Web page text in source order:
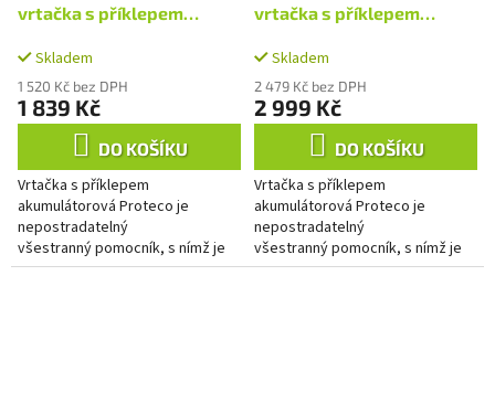
vrtačka s příklepem
akuSkladem
1 520 Kč bez DPH
1 839 Kč
DO KOŠÍKU
Vrtačka s příklepem
akumulátorová Proteco je
nepostradatelný
všestranný pomocník, s nímž je
hračkou jak vrtání, tak
vrtačka s příklepem
akumulátory
Skladem
2 479 Kč bez DPH
2 999 Kč
DO KOŠÍKU
Vrtačka s příklepem
akumulátorová Proteco je
nepostradatelný
všestranný pomocník, s nímž je
hračkou jak vrtání, tak